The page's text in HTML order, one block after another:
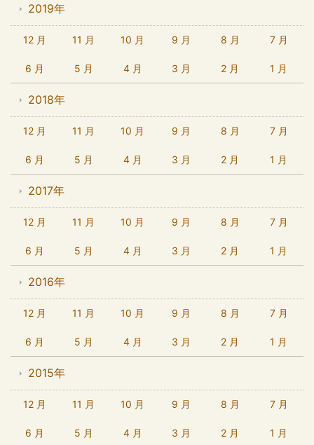
2019年
12 月 11 月 10 月 9 月 8 月 7 月
6 月 5 月 4 月 3 月 2 月 1 月
2018年
12 月 11 月 10 月 9 月 8 月 7 月
6 月 5 月 4 月 3 月 2 月 1 月
2017年
12 月 11 月 10 月 9 月 8 月 7 月
6 月 5 月 4 月 3 月 2 月 1 月
2016年
12 月 11 月 10 月 9 月 8 月 7 月
6 月 5 月 4 月 3 月 2 月 1 月
2015年
12 月 11 月 10 月 9 月 8 月 7 月
6 月 5 月 4 月 3 月 2 月 1 月